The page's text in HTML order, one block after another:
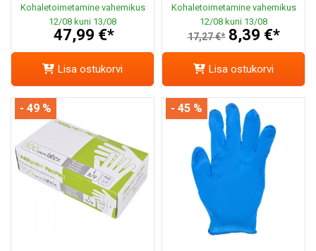
Kohaletoimetamine vahemikus
12/08 kuni 13/08
47,99 €*
Lisa ostukorvi
Kohaletoimetamine vahemikus
12/08 kuni 13/08
17,27 €* 8,39 €*
Lisa ostukorvi
- 49 % - 45 %